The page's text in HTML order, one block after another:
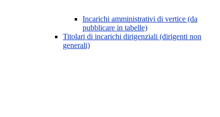
Incarichi amministrativi di vertice (da
pubblicare in tabelle)
Titolari di incarichi dirigenziali (dirigenti non
generali)